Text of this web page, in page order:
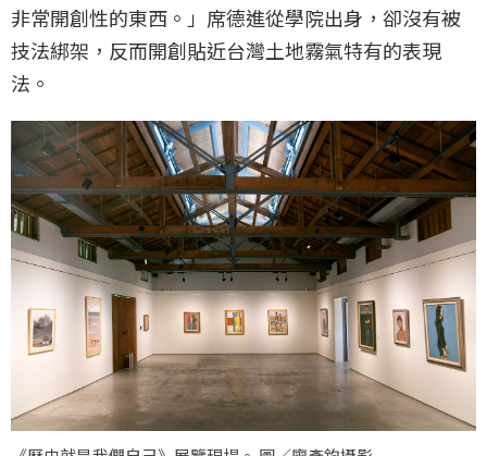
非常開創性的東西。」席德進從學院出身，卻沒有被
技法綁架，反而開創貼近台灣土地霧氣特有的表現
法。